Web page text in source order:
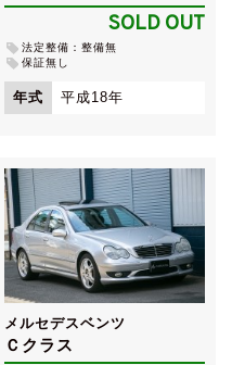
SOLD OUT
法定整備：整備無
保証無し
年式 平成18年
メルセデスベンツ
Ｃクラス